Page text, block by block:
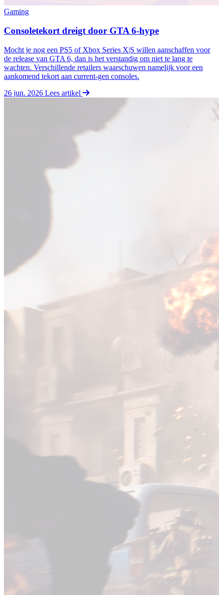
Gaming
Consoletekort dreigt door GTA 6‑hype
Mocht je nog een PS5 of Xbox Series X|S willen aanschaffen voor
de release van GTA 6, dan is het verstandig om niet te lang te
wachten. Verschillende retailers waarschuwen namelijk voor een
aankomend tekort aan current‑gen consoles.
26 jun. 2026 Lees artikel